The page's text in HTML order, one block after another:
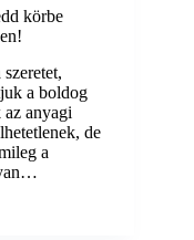
körbe
a boldog
anyagi
de
a